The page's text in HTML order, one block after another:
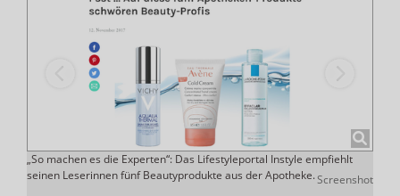
„So machen es die Experten“: Das Lifestyleportal Instyle empfiehlt
seinen Leserinnen fünf Beautyprodukte aus der Apotheke.Screenshot